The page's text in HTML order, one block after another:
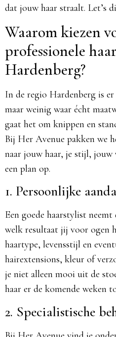
dat jouw haar straalt. Let’s
Waarom kiezen
professionele
Hardenberg?
In de regio Hardenberg is er
maar weinig waar écht
gaat het om knippen en
Bij Her Avenue pakken we
naar jouw haar, je stijl, jouw
een plan op.
1. Persoonlijke
Een goede haarstylist
welk resultaat jij voor ogen
haartype, levensstijl en
hairextensions, kleur of
je niet alleen mooi uit de
haar er de komende weken
2. Specialistische